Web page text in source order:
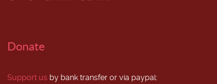
Donate
Support us by bank transfer or via paypal: